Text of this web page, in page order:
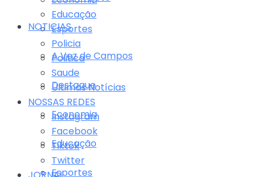
NOTICIAS
A Voz de Campos
Destaque
Economia
Educação
Esportes
Educação
Esportes
Policia
Politica
Saude
Últimas Notícias
NOSSAS REDES
Instagram
Facebook
Tiktok
Twitter